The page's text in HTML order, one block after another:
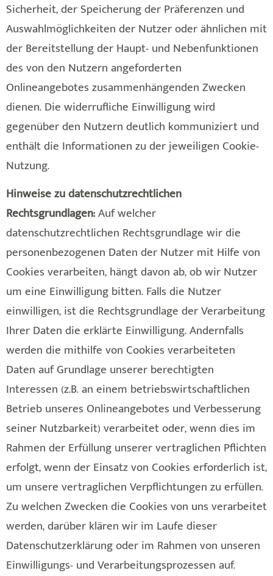
Sicherheit, der Speicherung der Präferenzen und
Auswahlmöglichkeiten der Nutzer oder ähnlichen mit
der Bereitstellung der Haupt- und Nebenfunktionen
des von den Nutzern angeforderten
Onlineangebotes zusammenhängenden Zwecken
dienen. Die widerrufliche Einwilligung wird
gegenüber den Nutzern deutlich kommuniziert und
enthält die Informationen zu der jeweiligen Cookie-
Nutzung.
Hinweise zu datenschutzrechtlichen
Rechtsgrundlagen:Auf welcher
datenschutzrechtlichen Rechtsgrundlage wir die
personenbezogenen Daten der Nutzer mit Hilfe von
Cookies verarbeiten, hängt davon ab, ob wir Nutzer
um eine Einwilligung bitten. Falls die Nutzer
einwilligen, ist die Rechtsgrundlage der Verarbeitung
Ihrer Daten die erklärte Einwilligung. Andernfalls
werden die mithilfe von Cookies verarbeiteten
Daten auf Grundlage unserer berechtigten
Interessen (z.B. an einem betriebswirtschaftlichen
Betrieb unseres Onlineangebotes und Verbesserung
seiner Nutzbarkeit) verarbeitet oder, wenn dies im
Rahmen der Erfüllung unserer vertraglichen Pflichten
erfolgt, wenn der Einsatz von Cookies erforderlich ist,
um unsere vertraglichen Verpflichtungen zu erfüllen.
Zu welchen Zwecken die Cookies von uns verarbeitet
werden, darüber klären wir im Laufe dieser
Datenschutzerklärung oder im Rahmen von unseren
Einwilligungs- und Verarbeitungsprozessen auf.